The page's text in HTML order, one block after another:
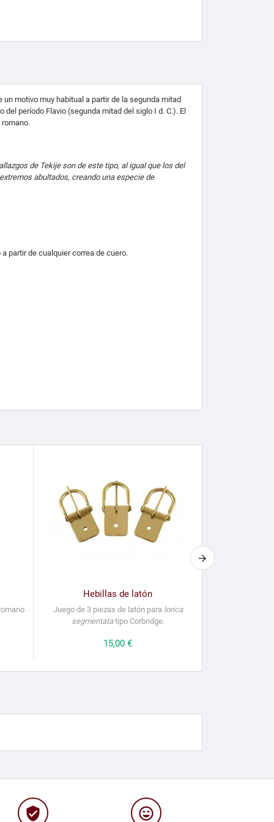
motivo muy habitual a partir de la segunda mitad
período Flavio (segunda mitad del siglo I d. C.). El
de Tekije son de este tipo, al igual que los del
abultados, creando una especie de
partir de cualquier correa de cuero.
Hebillas de latón
Juego de 3 piezas de latón para lorica
segmentatatipo Corbridge.
Precio
15,00 €
verified_user sentiment_very_satisfied